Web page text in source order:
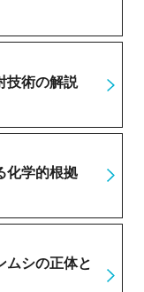
技術の解説
化学的根拠
ムシの正体と